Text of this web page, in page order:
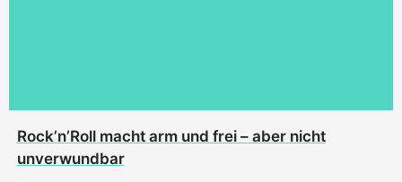
Rock’n’Roll macht arm und frei – aber nicht
unverwundbar